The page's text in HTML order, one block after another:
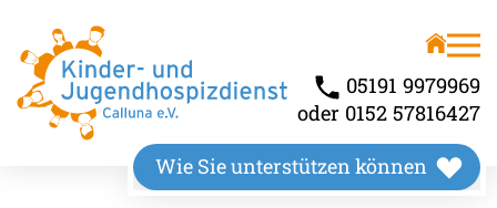
05191 9979969
oder 0152 57816427
Wie Sie unterstützen können
Kinderhospiz
Kindertrauerbegleitung
Familienbegleitung
Wir stellen uns vor
Unsere Räumlichkeiten
Unser Wirkungskreis